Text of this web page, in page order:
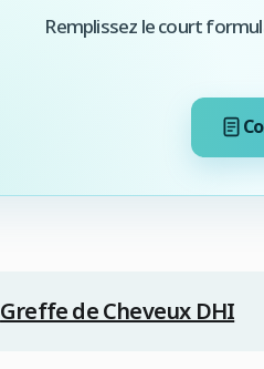
Remplissez le court
Greffe de Cheveux DHI